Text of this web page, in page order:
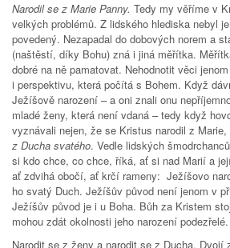
Narodil se z Marie Panny. Tedy my věříme v
velkých problémů. Z lidského hlediska nebyl
povedený. Nezapadal do dobových norem a
(naštěstí, díky Bohu) zná i jiná měřítka.
dobré na ně pamatovat. Nehodnotit věci
i perspektivu, která počítá s Bohem. Když
Ježíšově narození – a oni znali onu
mladé ženy, která není vdaná – tedy když
vyznávali nejen, že se Kristus narodil z
z Ducha svatého. Vedle lidských
si kdo chce, co chce, říká, ať si nad Marií a
ať zdvihá obočí, ať krčí rameny: Ježíšovo
ho svatý Duch. Ježíšův původ není jenom v
Ježíšův původ je i u Boha. Bůh za Kristem
mohou zdát okolnosti jeho narození podezřelé.
Narodit se z ženy a narodit se z Ducha.